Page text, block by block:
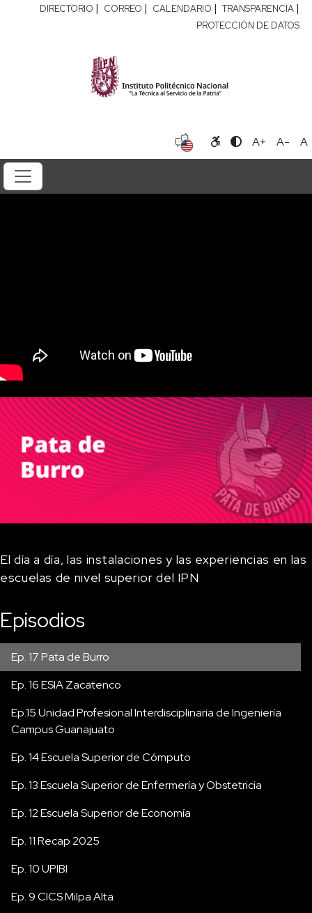
DIRECTORIO | CORREO | CALENDARIO | TRANSPARENCIA |
PROTECCIÓN DE DATOS
A+ A- A
El día a día, las instalaciones y las experiencias en las
escuelas de nivel superior del IPN
Episodios
Ep. 17 Pata de Burro
Ep. 16 ESIA Zacatenco
Ep.15 Unidad Profesional Interdisciplinaria de Ingeniería
Campus Guanajuato
Ep. 14 Escuela Superior de Cómputo
Ep. 13 Escuela Superior de Enfermería y Obstetricia
Ep. 12 Escuela Superior de Economía
Ep. 11 Recap 2025
Ep. 10 UPIBI
Ep. 9 CICS Milpa Alta